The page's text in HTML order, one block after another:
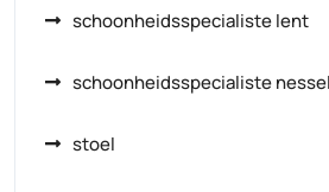
schoonheidsspecialiste lent
schoonheidsspecialiste
stoel